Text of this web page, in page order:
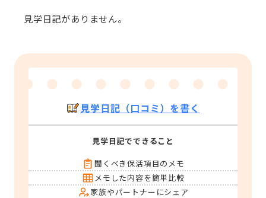
見学日記がありません。
見学日記（口コミ）を書く
見学日記でできること
聞くべき保活項目のメモ
メモした内容を簡単比較
家族やパートナーにシェア